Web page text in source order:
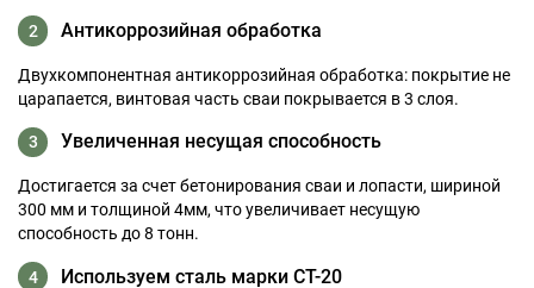
2 Антикоррозийная обработка
Двухкомпонентная антикоррозийная обработка: покрытие не
царапается, винтовая часть сваи покрывается в 3 слоя.
3 Увеличенная несущая способность
Достигается за счет бетонирования сваи и лопасти, шириной
300 мм и толщиной 4мм, что увеличивает несущую
способность до 8 тонн.
4 Используем сталь марки СТ-20